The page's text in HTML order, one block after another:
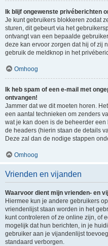
Ik blijf ongewenste privéberichten
Je kunt gebruikers blokkeren zodat
sturen, dit gebeurt via het
ontvangt van een bepaalde
deze kan ervoor zorgen dat hij of zij
gebruik de meldknop in het
Omhoog
Ik heb spam of een e-mail met
ontvangen!
Jammer dat we dit moeten horen.
een aantal technieken om zenders
wat je kan doen is de beheerder
de headers (hierin staan de details
Deze zal dan de nodige stappen
Omhoog
Vrienden en vijanden
Waarvoor dient mijn vrienden- en
Hiermee kun je andere gebruikers
vriendenlijst staan worden in het
kunt controleren of ze online zijn, of
mogelijk dat hun berichten, in je
gebruiker aan je vijandenlijst
standaard verborgen.